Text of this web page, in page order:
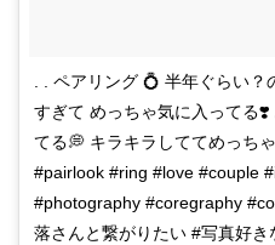
. . ペアリング 💍 半年ぐらい
すぎて めっちゃ気に入ってる
てる💭 キラキラしててめっち
#pairlook #ring #love #couple
#photography #coregraphy
落さんと繋がりたい #写真好